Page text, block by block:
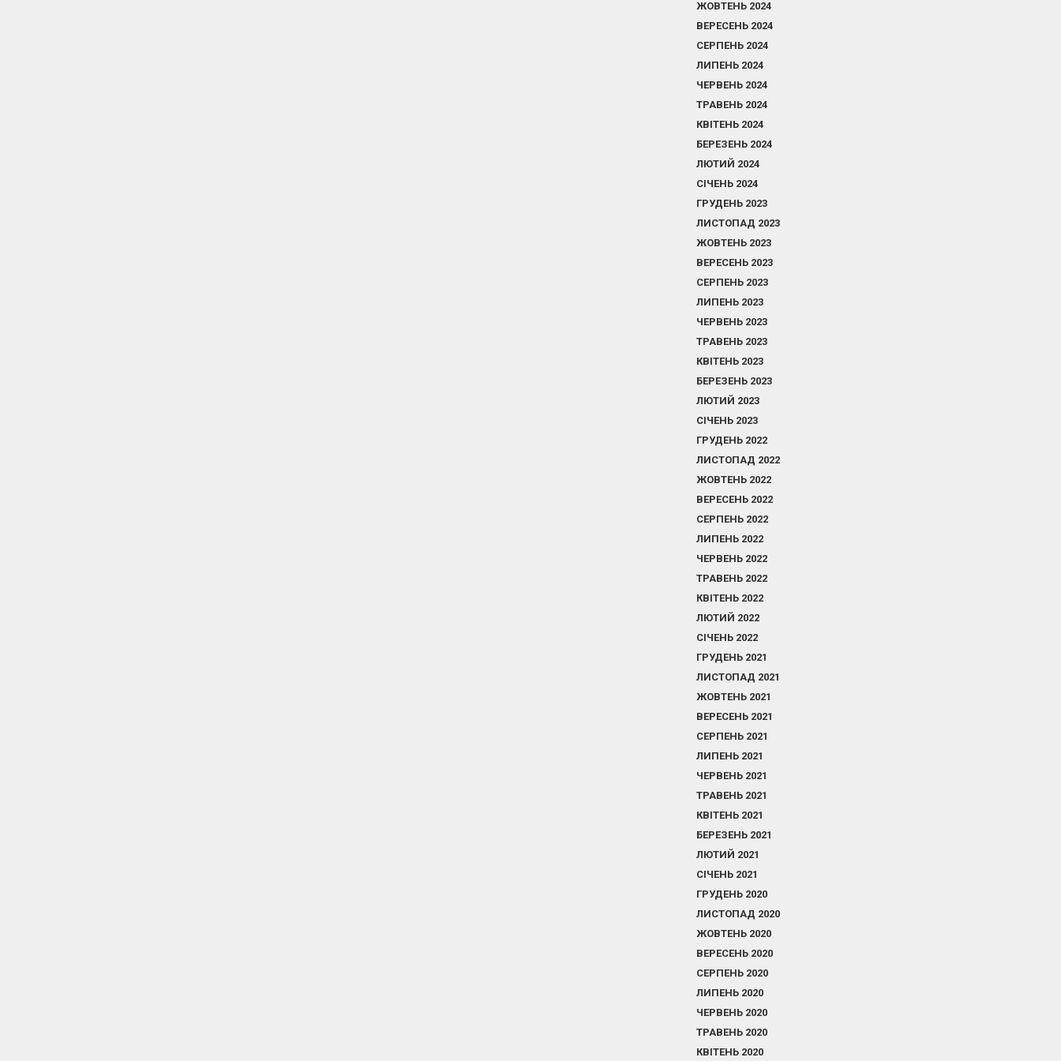
ЖОВТЕНЬ 2024
ВЕРЕСЕНЬ 2024
СЕРПЕНЬ 2024
ЛИПЕНЬ 2024
ЧЕРВЕНЬ 2024
ТРАВЕНЬ 2024
КВІТЕНЬ 2024
БЕРЕЗЕНЬ 2024
ЛЮТИЙ 2024
СІЧЕНЬ 2024
ГРУДЕНЬ 2023
ЛИСТОПАД 2023
ЖОВТЕНЬ 2023
ВЕРЕСЕНЬ 2023
СЕРПЕНЬ 2023
ЛИПЕНЬ 2023
ЧЕРВЕНЬ 2023
ТРАВЕНЬ 2023
КВІТЕНЬ 2023
БЕРЕЗЕНЬ 2023
ЛЮТИЙ 2023
СІЧЕНЬ 2023
ГРУДЕНЬ 2022
ЛИСТОПАД 2022
ЖОВТЕНЬ 2022
ВЕРЕСЕНЬ 2022
СЕРПЕНЬ 2022
ЛИПЕНЬ 2022
ЧЕРВЕНЬ 2022
ТРАВЕНЬ 2022
КВІТЕНЬ 2022
ЛЮТИЙ 2022
СІЧЕНЬ 2022
ГРУДЕНЬ 2021
ЛИСТОПАД 2021
ЖОВТЕНЬ 2021
ВЕРЕСЕНЬ 2021
СЕРПЕНЬ 2021
ЛИПЕНЬ 2021
ЧЕРВЕНЬ 2021
ТРАВЕНЬ 2021
КВІТЕНЬ 2021
БЕРЕЗЕНЬ 2021
ЛЮТИЙ 2021
СІЧЕНЬ 2021
ГРУДЕНЬ 2020
ЛИСТОПАД 2020
ЖОВТЕНЬ 2020
ВЕРЕСЕНЬ 2020
СЕРПЕНЬ 2020
ЛИПЕНЬ 2020
ЧЕРВЕНЬ 2020
ТРАВЕНЬ 2020
КВІТЕНЬ 2020